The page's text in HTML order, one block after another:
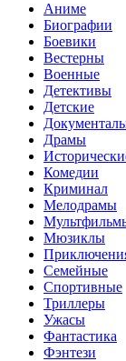
Аниме
Биографии
Боевики
Вестерны
Военные
Детективы
Детские
Драмы
Комедии
Криминал
Мелодрамы
Мюзиклы
Семейные
Спортивные
Триллеры
Ужасы
Фантастика
Фэнтези